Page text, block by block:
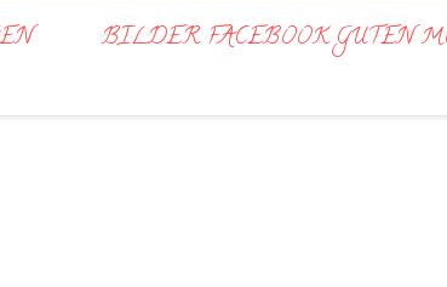
BILDER FACEBOOK GUTEN